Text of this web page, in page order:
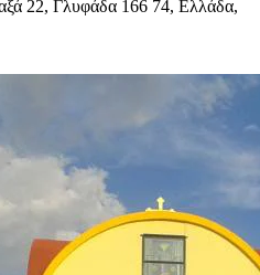
22, Γλυφάδα 166 74, Ελλάδα,